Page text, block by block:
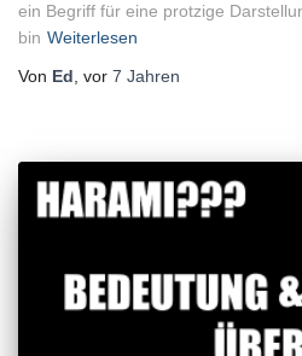
ein Begriff für eine protzige
bin Weiterlesen
Von Ed , vor 7 Jahren